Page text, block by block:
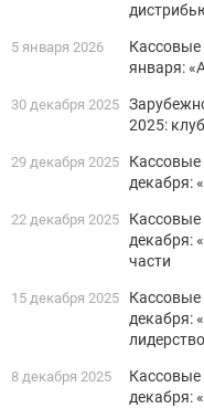
5 января 2026
января:
30 декабря 2025
2025:
29 декабря 2025
декабря:
22 декабря 2025
Кассовые
декабря:
части
15 декабря 2025
декабря:
лидерство
8 декабря 2025
декабря: